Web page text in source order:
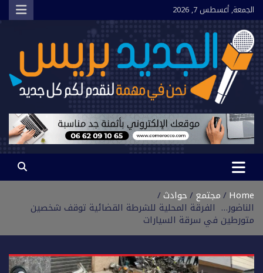
Skip
to
content
الجمعة, أغسطس 7, 2026
الجديد بريس
نحن في مهمة لنقدم لكم كل جديد
Home مجتمع حوادث
الناضور… الفرقة المحلية للشرطة القضائية توقف شخصين
متورطين في سرقة السيارات